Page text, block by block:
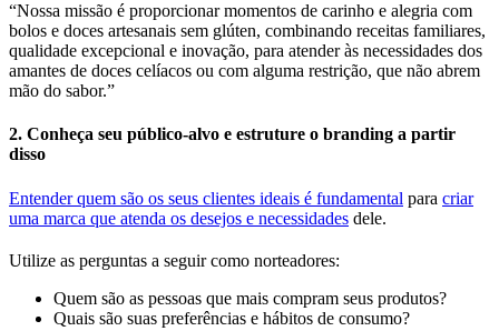
“Nossa missão é proporcionar momentos de carinho e alegria com
bolos e doces artesanais sem glúten, combinando receitas familiares,
qualidade excepcional e inovação, para atender às necessidades dos
amantes de doces celíacos ou com alguma restrição, que não abrem
mão do sabor.”
2. Conheça seu público-alvo e estruture o branding a partir
disso
Entender quem são os seus clientes ideais é fundamental para criar
uma marca que atenda os desejos e necessidades dele.
Utilize as perguntas a seguir como norteadores:
Quem são as pessoas que mais compram seus produtos?
Quais são suas preferências e hábitos de consumo?